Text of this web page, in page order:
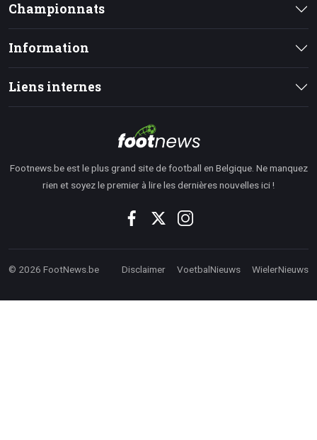
Championnats
Information
Liens internes
Footnews.be est le plus grand site de football en Belgique. Ne manquez
rien et soyez le premier à lire les dernières nouvelles ici !
© 2026 FootNews.be Disclaimer VoetbalNieuws WielerNieuws